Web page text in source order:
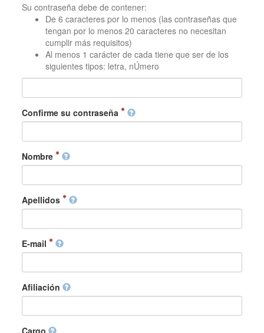
Su contraseña debe de contener:
De 6 caracteres por lo menos (las contraseñas que
tengan por lo menos 20 caracteres no necesitan
cumplir más requisitos)
Al menos 1 carácter de cada tiene que ser de los
siguientes tipos: letra, nÚmero
Confirme su contraseña
Nombre
Apellidos
E-mail
Afiliación
Cargo